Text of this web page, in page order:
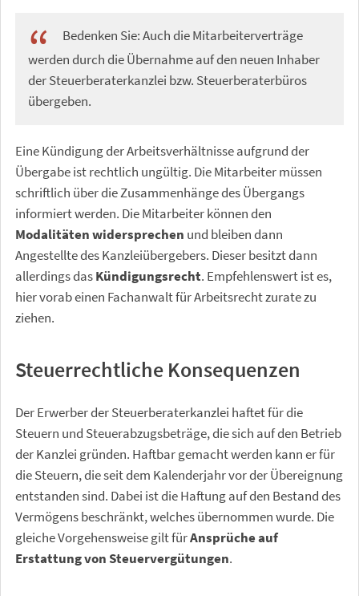
Bedenken Sie: Auch die Mitarbeiterverträge
werden durch die Übernahme auf den neuen Inhaber
der Steuerberaterkanzlei bzw. Steuerberaterbüros
übergeben.
Eine Kündigung der Arbeitsverhältnisse aufgrund der
Übergabe ist rechtlich ungültig. Die Mitarbeiter müssen
schriftlich über die Zusammenhänge des Übergangs
informiert werden. Die Mitarbeiter können den
Modalitäten widersprechen und bleiben dann
Angestellte des Kanzleiübergebers. Dieser besitzt dann
allerdings dasKündigungsrecht. Empfehlenswert ist es,
hier vorab einen Fachanwalt für Arbeitsrecht zurate zu
ziehen.
Steuerrechtliche Konsequenzen
Der Erwerber der Steuerberaterkanzlei haftet für die
Steuern und Steuerabzugsbeträge, die sich auf den Betrieb
der Kanzlei gründen. Haftbar gemacht werden kann er für
die Steuern, die seit dem Kalenderjahr vor der Übereignung
entstanden sind. Dabei ist die Haftung auf den Bestand des
Vermögens beschränkt, welches übernommen wurde. Die
gleiche Vorgehensweise gilt fürAnsprüche auf
Erstattung von Steuervergütungen.